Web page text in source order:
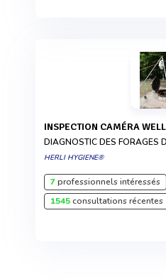
INSPECTION CAMÉRA
DIAGNOSTIC DES FORAGES
HERLI HYGIENE®
7professionnels intéressés
1545consultations récentes